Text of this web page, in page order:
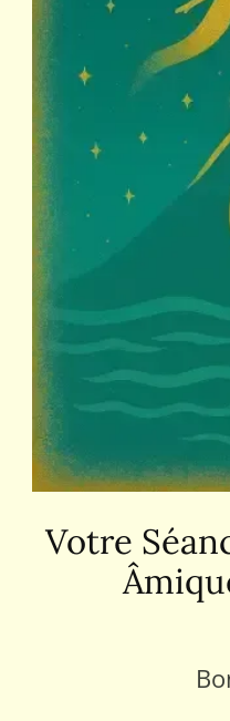
Votre